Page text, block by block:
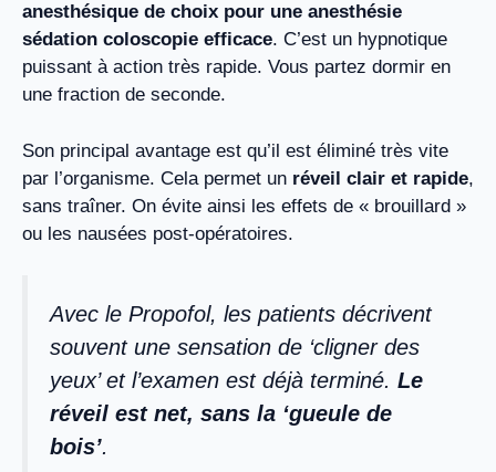
anesthésique de choix pour une anesthésie
sédation coloscopie efficace. C’est un hypnotique
puissant à action très rapide. Vous partez dormir en
une fraction de seconde.
Son principal avantage est qu’il est éliminé très vite
par l’organisme. Cela permet un réveil clair et rapide,
sans traîner. On évite ainsi les effets de « brouillard »
ou les nausées post-opératoires.
Avec le Propofol, les patients décrivent
souvent une sensation de ‘cligner des
yeux’ et l’examen est déjà terminé. Le
réveil est net, sans la ‘gueule de
bois’.